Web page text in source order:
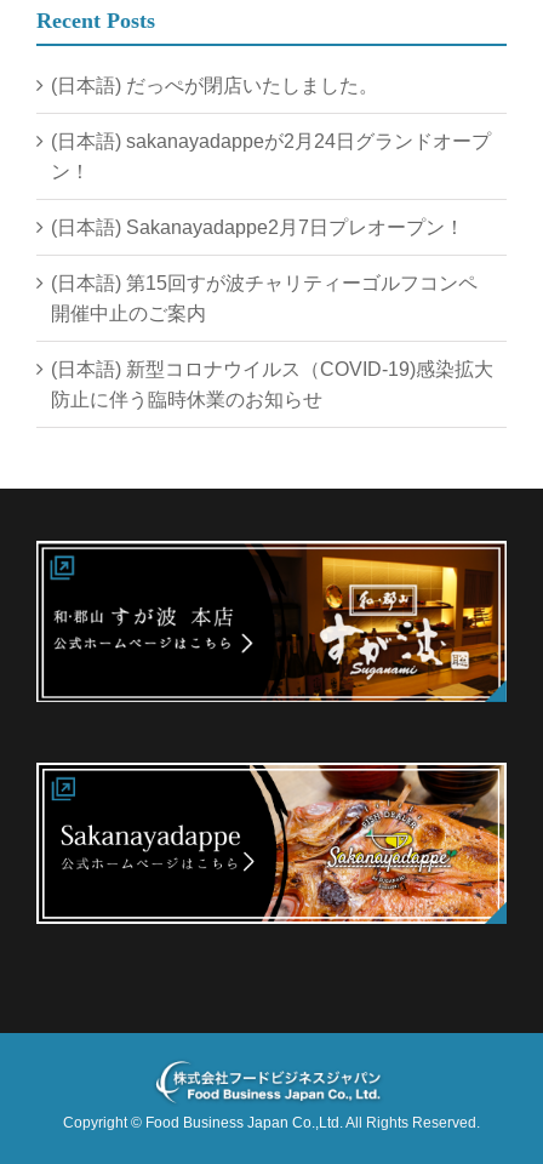
Recent Posts
(日本語) だっぺが閉店いたしました。
(日本語) sakanayadappeが2月24日グランドオープ
ン！
(日本語) Sakanayadappe2月7日プレオープン！
(日本語) 第15回すが波チャリティーゴルフコンペ
開催中止のご案内
(日本語) 新型コロナウイルス（COVID-19)感染拡大
防止に伴う臨時休業のお知らせ
Copyright © Food Business Japan Co.,Ltd.All Rights Reserved.